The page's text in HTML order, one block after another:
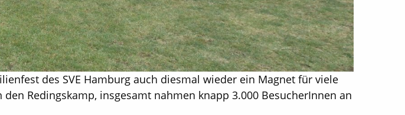
des SVE Hamburg auch diesmal wieder ein Magnet für viele
Redingskamp, insgesamt nahmen knapp 3.000 BesucherInnen an